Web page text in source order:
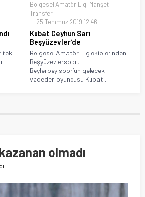
tek
Bölgesel Amatör Lig, Manşet,
Transfer
25 Temmuz 2019 12:46
Kubat Ceyhun Sarı
Beşyüzevler’de
Bölgesel Amatör Lig ekiplerinden
Beşyüzevlerspor,
Beylerbeyispor’un gelecek
vadeden oyuncusu Kubat...
olmadı